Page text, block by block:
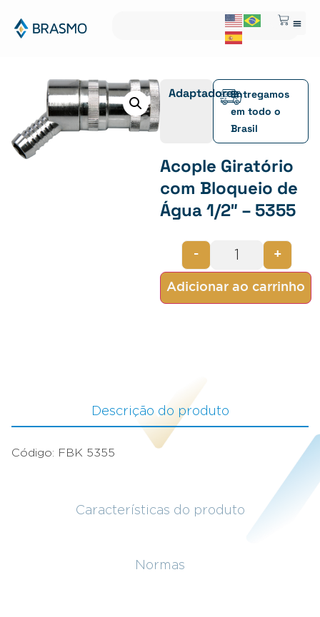
AdaptadoresEntregamos
em todo o
Brasil
Acople Giratório
com Bloqueio de
Água 1/2″ – 5355
- +
Adicionar ao carrinho
Descrição do produto
Características do produto
Normas
Código: FBK 5355